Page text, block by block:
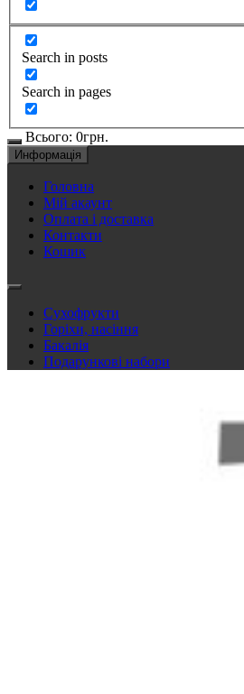
Search in posts
Search in pages
Всього: 0грн.
Информація
Головна
Мій акаунт
Оплата і доставка
Контакти
Кошик
Сухофрукти
Горіхи, насіння
Бакалія
Подарункові набори